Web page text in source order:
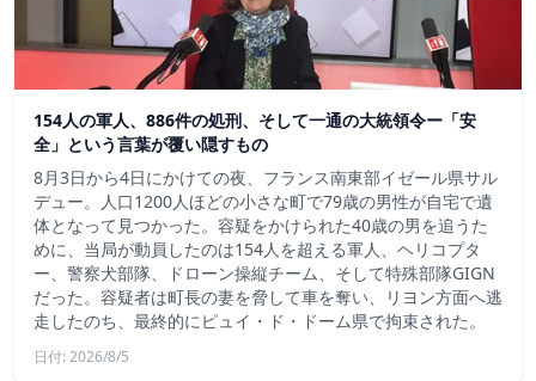
154人の軍人、886件の処刑、そして一通の大統領令ー「安
全」という言葉が覆い隠すもの
8月3日から4日にかけての夜、フランス南東部イゼール県サル
デュー。人口1200人ほどの小さな町で79歳の男性が自宅で遺
体となって見つかった。容疑をかけられた40歳の男を追うた
めに、当局が動員したのは154人を超える軍人、ヘリコプタ
ー、警察犬部隊、ドローン操縦チーム、そして特殊部隊GIGN
だった。容疑者は町長の妻を脅して車を奪い、リヨン方面へ逃
走したのち、最終的にピュイ・ド・ドーム県で拘束された。
日付: 2026/8/5